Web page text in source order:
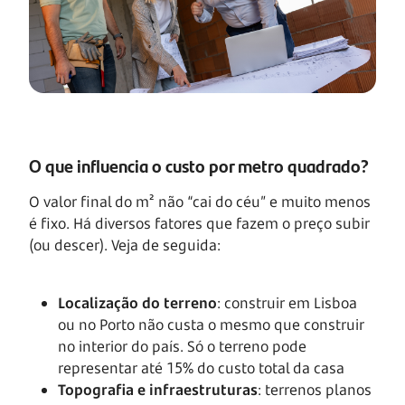
O que influencia o custo por metro quadrado?
O valor final do m² não “cai do céu” e muito menos
é fixo. Há diversos fatores que fazem o preço subir
(ou descer). Veja de seguida:
Localização do terreno: construir em Lisboa
ou no Porto não custa o mesmo que construir
no interior do país. Só o terreno pode
representar até 15% do custo total da casa
Topografia e infraestruturas: terrenos planos